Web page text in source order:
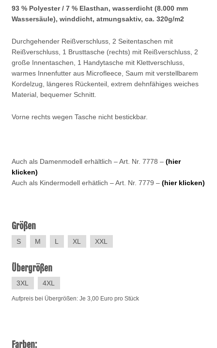
93 % Polyester / 7 % Elasthan, wasserdicht (8.000 mm
Wassersäule), winddicht, atmungsaktiv, ca. 320g/m2
Durchgehender Reißverschluss, 2 Seitentaschen mit
Reißverschluss, 1 Brusttasche (rechts) mit Reißverschluss, 2
große Innentaschen, 1 Handytasche mit Klettverschluss,
warmes Innenfutter aus Microfleece, Saum mit verstellbarem
Kordelzug, längeres Rückenteil, extrem dehnfähiges weiches
Material, bequemer Schnitt.
Vorne rechts wegen Tasche nicht bestickbar.
Auch als Damenmodell erhältlich – Art. Nr. 7778 – (hier
klicken)
Auch als Kindermodell erhätlich – Art. Nr. 7779 – (hier klicken)
Größen
S M L XL XXL
Übergrößen
3XL 4XL
Aufpreis bei Übergrößen: Je 3,00 Euro pro Stück
Farben: